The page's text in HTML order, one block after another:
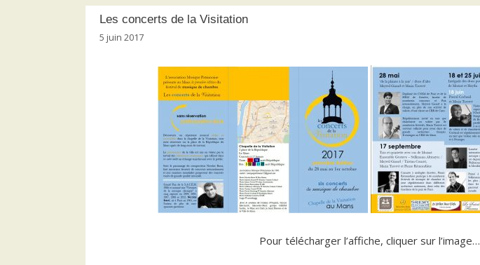
Les concerts de la Visitation
5 juin 2017
Pour télécharger l’affiche, cliquer sur l’image…